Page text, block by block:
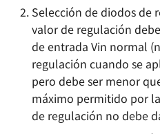
Selección de diodos de
valor de regulación
de entrada Vin normal
regulación cuando se
pero debe ser menor
máximo permitido por
de regulación no debe